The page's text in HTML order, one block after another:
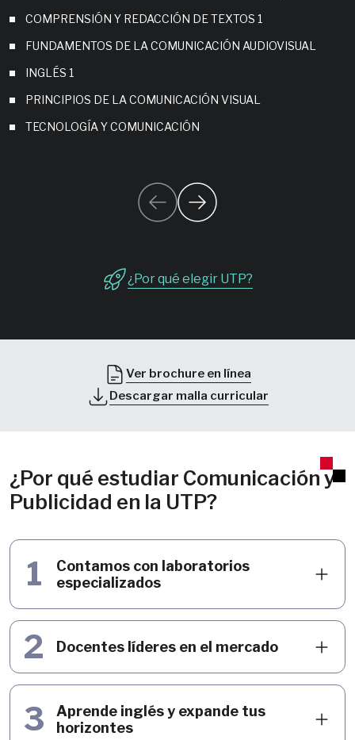
COMPRENSIÓN Y REDACCIÓN DE TEXTOS 1
FUNDAMENTOS DE LA COMUNICACIÓN AUDIOVISUAL
INGLÉS 1
PRINCIPIOS DE LA COMUNICACIÓN VISUAL
TECNOLOGÍA Y COMUNICACIÓN
¿Por qué elegir UTP?
Ver brochure en línea
Descargar malla curricular
¿Por qué estudiar Comunicación y
Publicidad en la UTP?
1
Contamos con laboratorios
especializados
2 Docentes líderes en el mercado
3
Aprende inglés y expande tus
horizontes